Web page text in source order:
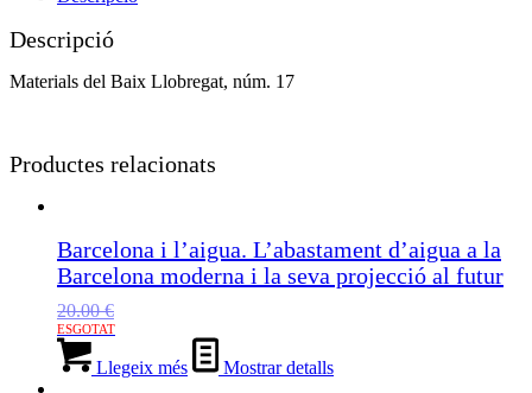
Baix
i
Descripció
Materials del Baix Llobregat, núm. 17
Productes relacionats
Barcelona i l’aigua. L’abastament d’aigua a la
Barcelona moderna i la seva projecció al futur
20.00€
Llegeix més Mostrar detalls